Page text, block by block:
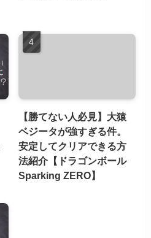
【勝てない人必見】大猿
ベジータが強すぎる件。
安定してクリアできる方
法紹介【ドラゴンボール
Sparking ZERO】